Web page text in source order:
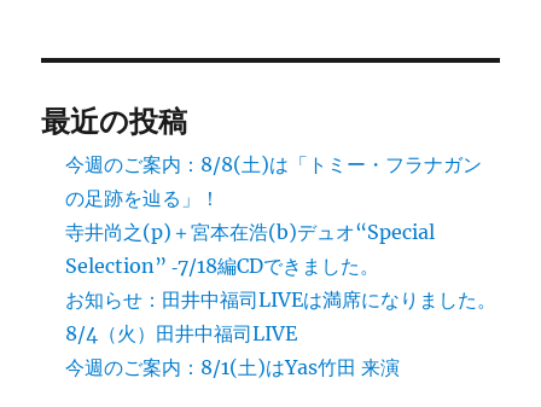
最近の投稿
今週のご案内：8/8(土)は「トミー・フラナガン
の足跡を辿る」！
寺井尚之(p)＋宮本在浩(b)デュオ“Special
Selection” ‐7/18編CDできました。
お知らせ：田井中福司LIVEは満席になりました。
8/4（火）田井中福司LIVE
今週のご案内：8/1(土)はYas竹田 来演